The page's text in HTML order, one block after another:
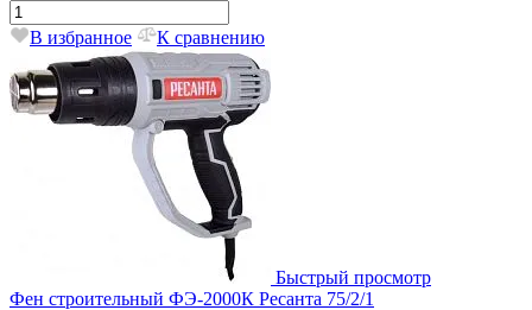
В избранное К сравнению
Быстрый просмотр
Фен строительный ФЭ-2000К Ресанта 75/2/1